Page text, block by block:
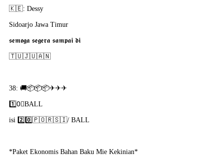
🇰​🇪: Dessy
Sidoarjo Jawa Timur
𝖘𝖊𝖒𝖔𝖌𝖆 𝖘𝖊𝖌𝖊𝖗𝖆 𝖘𝖆𝖒𝖕𝖆𝖎 𝖉𝖎
🇹​🇺​🇯​🇺​🇦​🇳​
38: 🚚📦📦📦✈✈✈
1️⃣0⃣BALL
isi 2️⃣0️⃣🇵​🇴​🇷​🇸​🇮​/ BALL
*Paket Ekonomis Bahan Baku Mie Kekinian*